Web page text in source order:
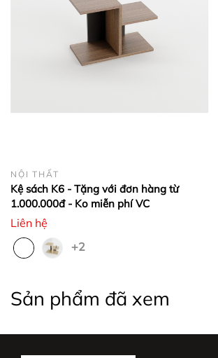
NỘI THẤT
Kệ sách K6 - Tặng với đơn hàng từ
1.000.000đ - Ko miễn phí VC
Liên hệ
+2
Sản phẩm đã xem